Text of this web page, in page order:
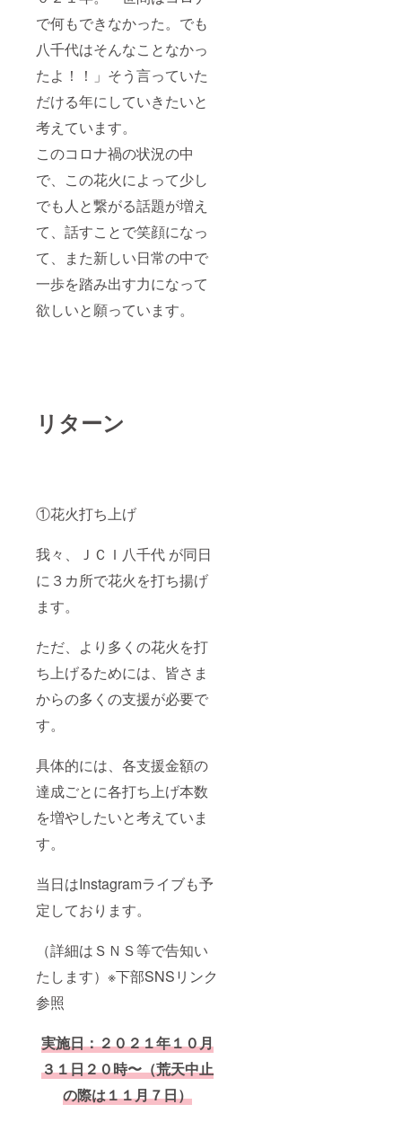
で何もできなかった。でも
八千代はそんなことなかっ
たよ！！」そう言っていた
だける年にしていきたいと
考えています。
このコロナ禍の状況の中
で、この花火によって少し
でも人と繋がる話題が増え
て、話すことで笑顔になっ
て、また新しい日常の中で
一歩を踏み出す力になって
欲しいと願っています。
リターン
①花火打ち上げ
我々、ＪＣＩ八千代 が同日
に３カ所で花火を打ち揚げ
ます。
ただ、より多くの花火を打
ち上げるためには、皆さま
からの多くの支援が必要で
す。
具体的には、各支援金額の
達成ごとに各打ち上げ本数
を増やしたいと考えていま
す。
当日はInstagramライブも予
定しております。
（詳細はＳＮＳ等で告知い
たします）※下部SNSリンク
参照
実施日：２０２１年１０月
３１日２０時〜（荒天中止
の際は１１月７日）